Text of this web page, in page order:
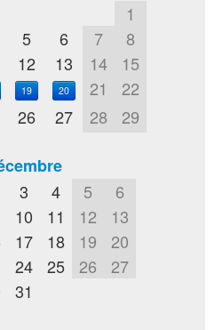
1
5 6 7
8
12 13 14
15
19 20 21 22
26 27 28
29
3 4 5
6
10 11 12
13
17 18 19
20
24 25 26
27
31